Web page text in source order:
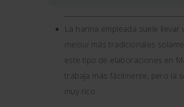
La harina empleada suele llevar
meloui más tradicionales
este tipo de elaboraciones en
trabaja más fácilmente, pero la
muy rico.